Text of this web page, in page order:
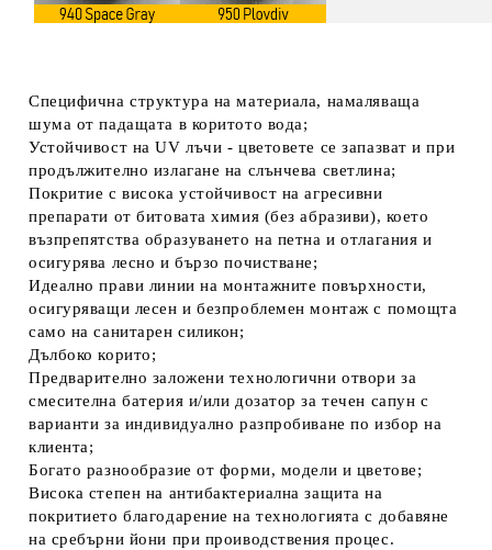
Специфична структура на материала, намаляваща
шума от падащата в коритото вода;
Устойчивост на UV лъчи - цветовете се запазват и при
продължително излагане на слънчева светлина;
Покритие с висока устойчивост на агресивни
препарати от битовата химия (без абразиви), което
възпрепятства образуването на петна и отлагания и
осигурява лесно и бързо почистване;
Идеално прави линии на монтажните повърхности,
осигуряващи лесен и безпроблемен монтаж с помощта
само на санитарен силикон;
Дълбоко корито;
Предварително заложени технологични отвори за
смесителна батерия и/или дозатор за течен сапун с
варианти за индивидуално разпробиване по избор на
клиента;
Богато разнообразие от форми, модели и цветове;
Висока степен на антибактериална защита на
покритието благодарение на технологията с добавяне
на сребърни йони при проиводствения процес.